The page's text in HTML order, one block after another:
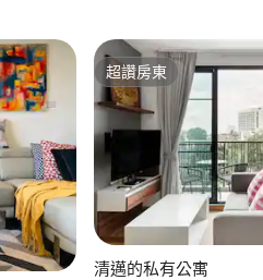
超讚房東
超讚房東
清邁的私有公寓